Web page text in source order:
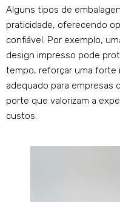
Alguns tipos de
praticidade, oferecendo
confiável. Por exemplo,
design impresso pode
tempo, reforçar uma forte
adequado para empresas
porte que valorizam a
custos.